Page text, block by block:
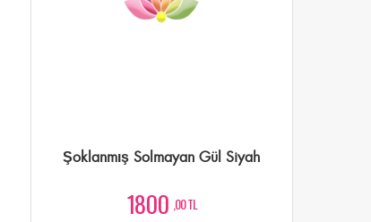
Şoklanmış Solmayan Gül Siyah
1800 ,00 TL